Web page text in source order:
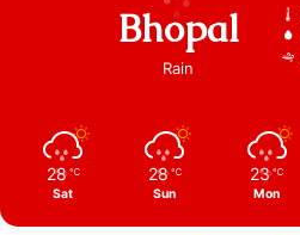
Bhopal
Rain
28 ℃
Sat
28 ℃
Sun
23 ℃
Mon